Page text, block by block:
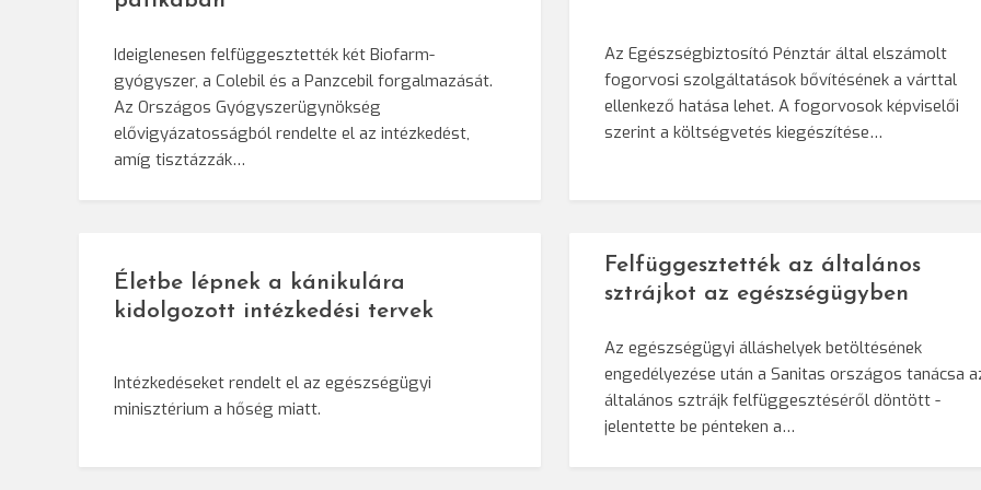
Ideiglenesen felfüggesztették két Biofarm-
gyógyszer, a Colebil és a Panzcebil forgalmazását.
Az Országos Gyógyszerügynökség
elővigyázatosságból rendelte el az intézkedést,
amíg tisztázzák…
Az Egészségbiztosító Pénztár által elszámolt
fogorvosi szolgáltatások bővítésének a várttal
ellenkező hatása lehet. A fogorvosok képviselői
szerint a költségvetés kiegészítése…
Életbe lépnek a kánikulára
kidolgozott intézkedési tervek
Intézkedéseket rendelt el az egészségügyi
minisztérium a hőség miatt.
Felfüggesztették az általános
sztrájkot az egészségügyben
Az egészségügyi álláshelyek betöltésének
engedélyezése után a Sanitas országos tanácsa
általános sztrájk felfüggesztéséről döntött -
jelentette be pénteken a…